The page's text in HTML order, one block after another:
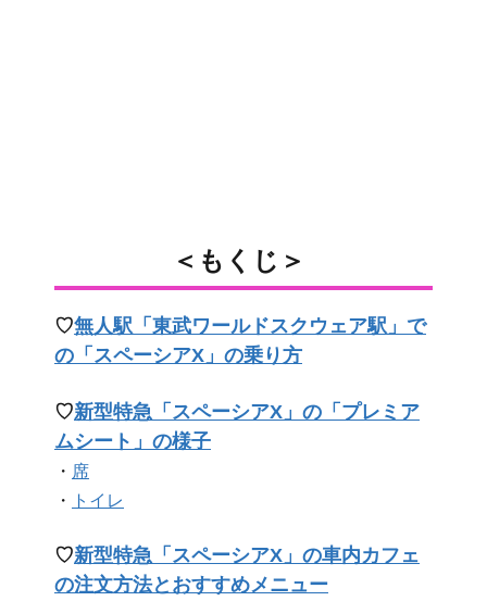
＜もくじ＞
♡無人駅「東武ワールドスクウェア駅」で
の「スペーシアX」の乗り方
♡新型特急「スペーシアX」の「プレミア
ムシート」の様子
・ 席
・
トイレ
♡新型特急「スペーシアX」の車内カフェ
の注文方法とおすすめメニュー